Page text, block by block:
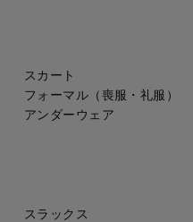
スカート
フォーマル（喪服・礼服）
アンダーウェア
スラックス